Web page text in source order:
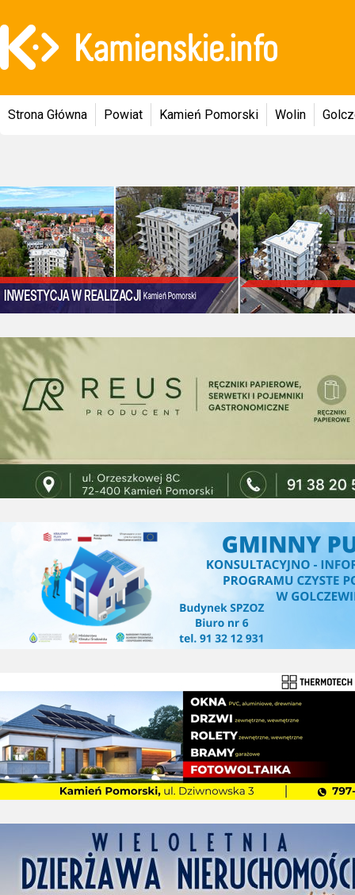
Strona Główna Powiat Kamień Pomorski Wolin